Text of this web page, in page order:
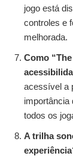
jogo está
controles e
melhorada.
Como
acessível a
importância
todos os
A trilha